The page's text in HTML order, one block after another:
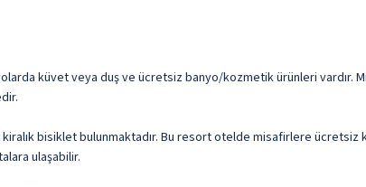
küvet veya duş ve ücretsiz banyo/kozmetik ürünleri vardır.
bisiklet bulunmaktadır. Bu resort otelde misafirlere
ulaşabilir.